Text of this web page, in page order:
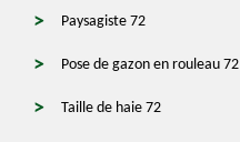
Paysagiste 72
Pose de gazon en rouleau 72
Taille de haie 72